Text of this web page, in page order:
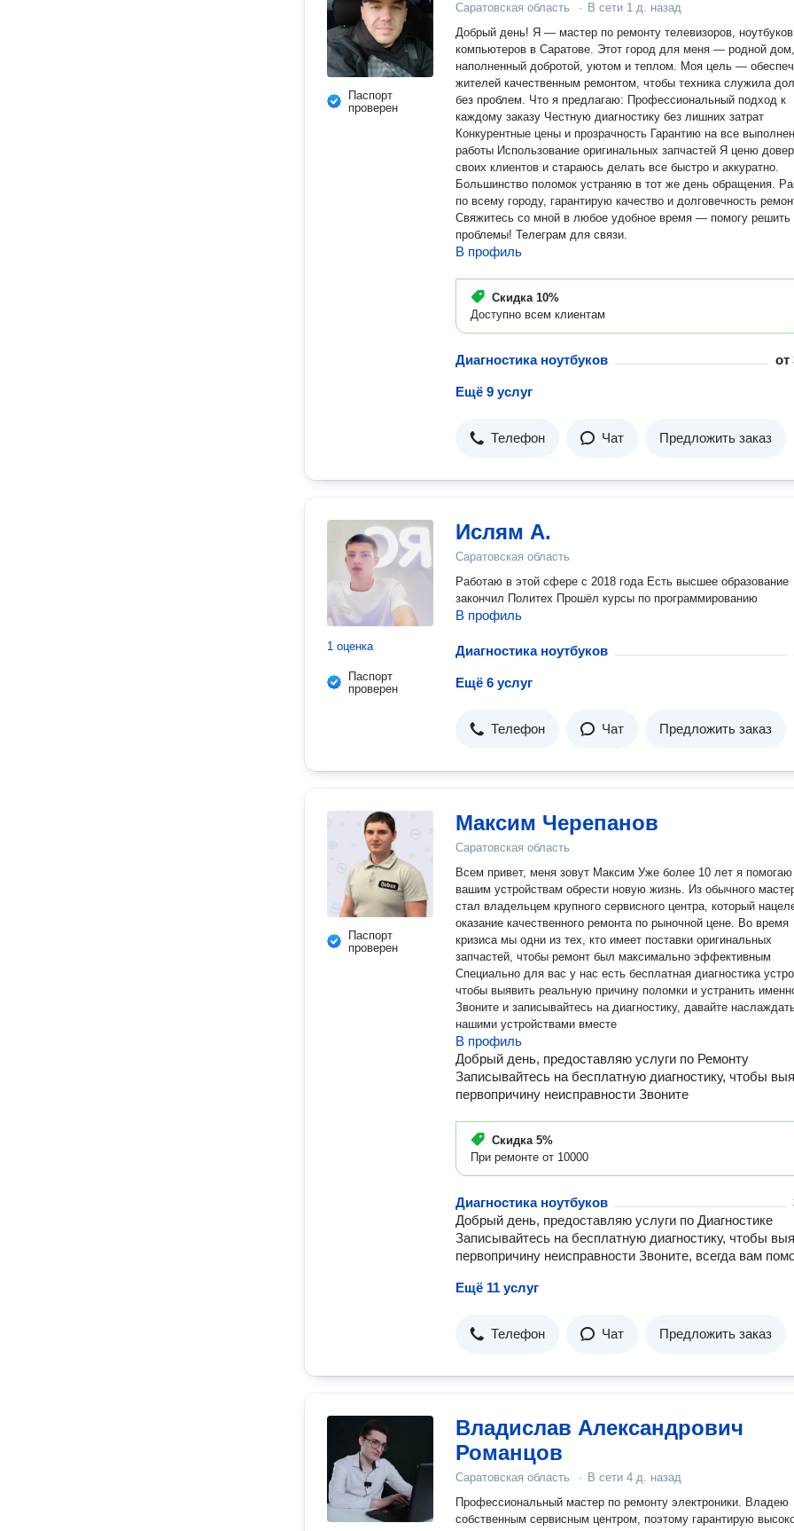
Паспорт
проверен
Саратовская область · В сети 1 д. назад
Добрый день! Я — мастер по ремонту телевизоров,
компьютеров в Саратове. Этот город для меня — родной дом,
наполненный добротой, уютом и теплом. Моя цель —
жителей качественным ремонтом, чтобы техника служила
без проблем. Что я предлагаю: Профессиональный подход к
каждому заказу Честную диагностику без лишних затрат
Конкурентные цены и прозрачность Гарантию на все
работы Использование оригинальных запчастей Я ценю
своих клиентов и стараюсь делать все быстро и аккуратно.
Большинство поломок устраняю в тот же день обращения.
по всему городу, гарантирую качество и долговечность
Свяжитесь со мной в любое удобное время — помогу решить
проблемы! Телеграм для связи.
В профиль
Скидка 10%
Доступно всем клиентам
Диагностика ноутбуков от
Ещё 9 услуг
Телефон Чат Предложить заказ
1 оценка
Паспорт
проверен
Ислям А.
Саратовская область
Работаю в этой сфере с 2018 года Есть высшее образование
закончил Политех Прошёл курсы по программированию
В профиль
Диагностика ноутбуков
Ещё 6 услуг
Телефон Чат Предложить заказ
Паспорт
проверен
Максим Черепанов
Саратовская область
Всем привет, меня зовут Максим Уже более 10 лет я помогаю
вашим устройствам обрести новую жизнь. Из обычного
стал владельцем крупного сервисного центра, который
оказание качественного ремонта по рыночной цене. Во время
кризиса мы одни из тех, кто имеет поставки оригинальных
запчастей, чтобы ремонт был максимально эффективным
Специально для вас у нас есть бесплатная диагностика
чтобы выявить реальную причину поломки и устранить
Звоните и записывайтесь на диагностику, давайте
нашими устройствами вместе
В профиль
Добрый день, предоставляю услуги по Ремонту
Записывайтесь на бесплатную диагностику, чтобы
первопричину неисправности Звоните
Скидка 5%
При ремонте от 10000
Диагностика ноутбуков
Добрый день, предоставляю услуги по Диагностике
Записывайтесь на бесплатную диагностику, чтобы
первопричину неисправности Звоните, всегда вам
Ещё 11 услуг
Телефон Чат Предложить заказ
Владислав Александрович
Романцов
Саратовская область · В сети 4 д. назад
Профессиональный мастер по ремонту электроники. Владею
собственным сервисным центром, поэтому гарантирую